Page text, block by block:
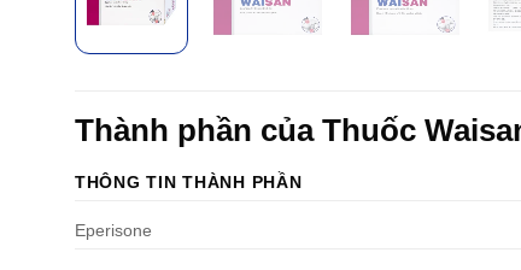
Thành phần của Thuốc
THÔNG TIN THÀNH PHẦN
Eperisone